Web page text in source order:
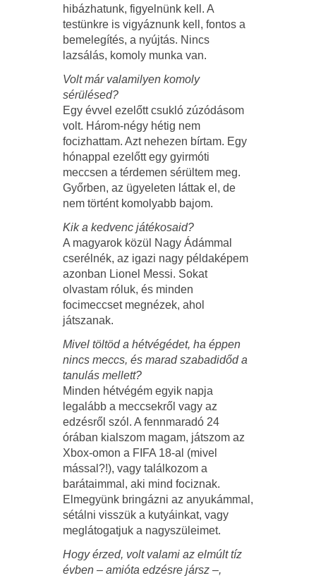
hibázhatunk, figyelnünk kell. A
testünkre is vigyáznunk kell, fontos a
bemelegítés, a nyújtás. Nincs
lazsálás, komoly munka van.
Volt már valamilyen komoly
sérülésed?
Egy évvel ezelőtt csukló zúzódásom
volt. Három-négy hétig nem
focizhattam. Azt nehezen bírtam. Egy
hónappal ezelőtt egy gyirmóti
meccsen a térdemen sérültem meg.
Győrben, az ügyeleten láttak el, de
nem történt komolyabb bajom.
Kik a kedvenc játékosaid?
A magyarok közül Nagy Ádámmal
cserélnék, az igazi nagy példaképem
azonban Lionel Messi. Sokat
olvastam róluk, és minden
focimeccset megnézek, ahol
játszanak.
Mivel töltöd a hétvégédet, ha éppen
nincs meccs, és marad szabadidőd a
tanulás mellett?
Minden hétvégém egyik napja
legalább a meccsekről vagy az
edzésről szól. A fennmaradó 24
órában kialszom magam, játszom az
Xbox-omon a FIFA 18-al (mivel
mással?!), vagy találkozom a
barátaimmal, aki mind fociznak.
Elmegyünk bringázni az anyukámmal,
sétálni visszük a kutyáinkat, vagy
meglátogatjuk a nagyszüleimet.
Hogy érzed, volt valami az elmúlt tíz
évben – amióta edzésre jársz –,